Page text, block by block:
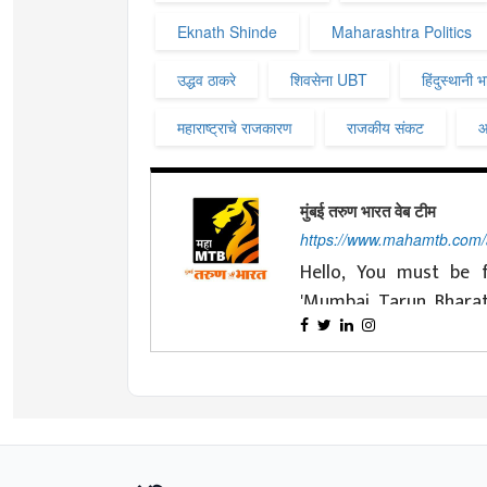
Eknath Shinde Maharashtra Politics
उद्धव ठाकरे शिवसेना UBT हिंदुस्थानी
महाराष्ट्राचे राजकारण राजकीय संकट
मुंबई तरुण भारत वेब टीम
https://
Hello, You must be
'Mumbai Tarun
nationalist ideals and
journey of four
and cooperation.
nation and the
Changing with time
Today's youth,